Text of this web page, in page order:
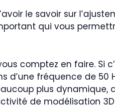
le savoir sur
qui vous
comptez en faire. Si
d’une fréquence de 50
plus dynamique,
de modélisation